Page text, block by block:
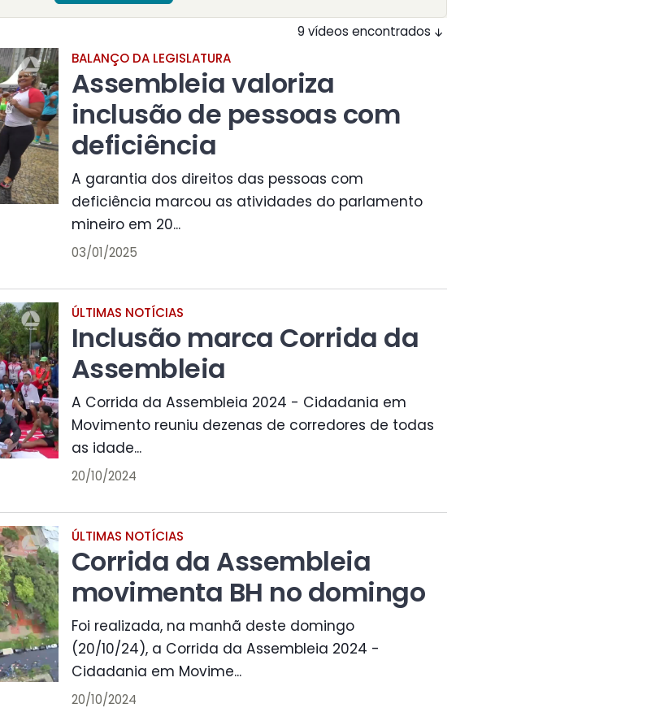
9 vídeos encontrados
BALANÇO DA LEGISLATURA
Assembleia valoriza
inclusão de pessoas com
deficiência
A garantia dos direitos das pessoas com
deficiência marcou as atividades do parlamento
mineiro em 20...
03/01/2025
ÚLTIMAS NOTÍCIAS
Inclusão marca Corrida da
Assembleia
A Corrida da Assembleia 2024 - Cidadania em
Movimento reuniu dezenas de corredores de todas
as idade...
20/10/2024
ÚLTIMAS NOTÍCIAS
Corrida da Assembleia
movimenta BH no domingo
Foi realizada, na manhã deste domingo
(20/10/24), a Corrida da Assembleia 2024 -
Cidadania em Movime...
20/10/2024